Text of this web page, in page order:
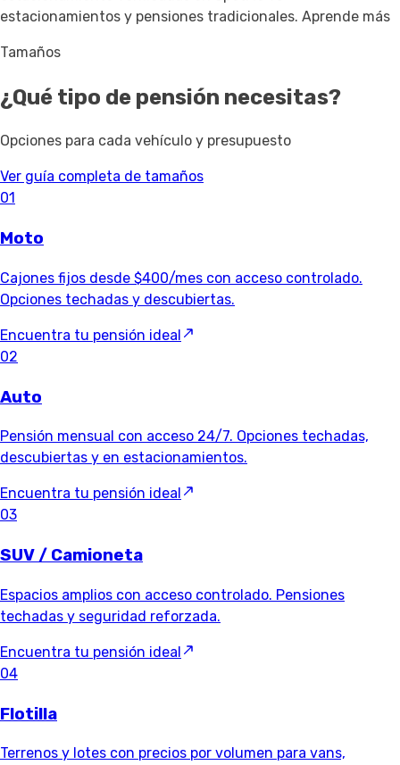
estacionamientos y pensiones tradicionales. Aprende más
Tamaños
¿Qué tipo de pensión necesitas?
Opciones para cada vehículo y presupuesto
Ver guía completa de tamaños
01
Moto
Cajones fijos desde $400/mes con acceso controlado.
Opciones techadas y descubiertas.
Encuentra tu pensión ideal
02
Auto
Pensión mensual con acceso 24/7. Opciones techadas,
descubiertas y en estacionamientos.
Encuentra tu pensión ideal
03
SUV / Camioneta
Espacios amplios con acceso controlado. Pensiones
techadas y seguridad reforzada.
Encuentra tu pensión ideal
04
Flotilla
Terrenos y lotes con precios por volumen para vans,